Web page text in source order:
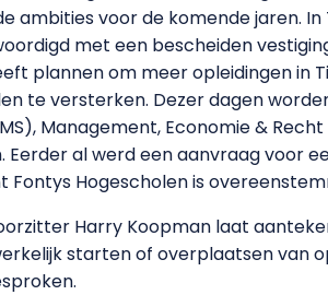
ambities voor de komende jaren.
met een bescheiden
plannen om meer opleidingen in
te versterken. Dezer dagen
Management, Economie &
Eerder al werd een aanvraag voor
Fontys Hogescholen is
Harry Koopman laat
starten of overplaatsen van